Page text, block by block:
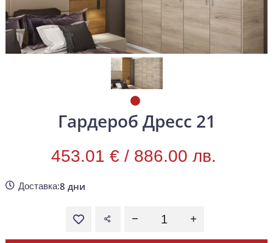
Гардероб Дресс 21
453.01 € / 886.00 лв.
Доставка:8 дни